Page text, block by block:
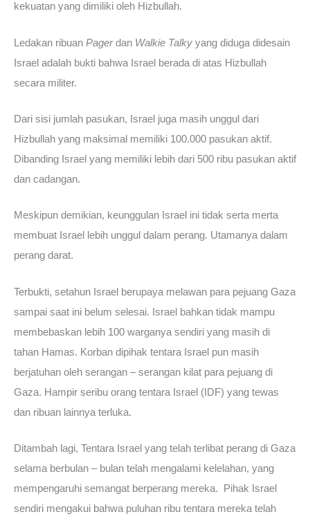
kekuatan yang dimiliki oleh Hizbullah.
Ledakan ribuan Pagerdan Walkie Talky yang diduga didesain
Israel adalah bukti bahwa Israel berada di atas Hizbullah
secara militer.
Dari sisi jumlah pasukan, Israel juga masih unggul dari
Hizbullah yang maksimal memiliki 100.000 pasukan aktif.
Dibanding Israel yang memiliki lebih dari 500 ribu pasukan aktif
dan cadangan.
Meskipun demikian, keunggulan Israel ini tidak serta merta
membuat Israel lebih unggul dalam perang. Utamanya dalam
perang darat.
Terbukti, setahun Israel berupaya melawan para pejuang Gaza
sampai saat ini belum selesai. Israel bahkan tidak mampu
membebaskan lebih 100 warganya sendiri yang masih di
tahan Hamas. Korban dipihak tentara Israel pun masih
berjatuhan oleh serangan – serangan kilat para pejuang di
Gaza. Hampir seribu orang tentara Israel (IDF) yang tewas
dan ribuan lainnya terluka.
Ditambah lagi, Tentara Israel yang telah terlibat perang di Gaza
selama berbulan – bulan telah mengalami kelelahan, yang
mempengaruhi semangat berperang mereka. Pihak Israel
sendiri mengakui bahwa puluhan ribu tentara mereka telah